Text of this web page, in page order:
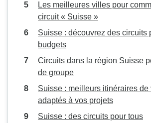
Les meilleures villes pour
circuit « Suisse »
Suisse : découvrez des circuits
budgets
Circuits dans la région Suisse
de groupe
Suisse : meilleurs itinéraires de
adaptés à vos projets
Suisse : des circuits pour tous